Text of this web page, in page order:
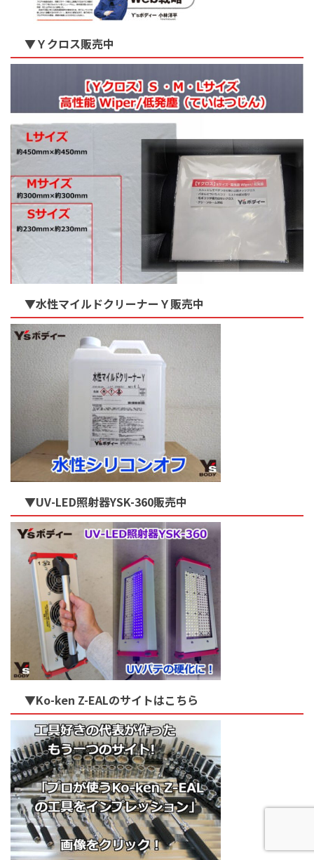
▼Ｙクロス販売中
▼水性マイルドクリーナーＹ販売中
▼UV-LED照射器YSK-360販売中
▼Ko-ken Z-EALのサイトはこちら